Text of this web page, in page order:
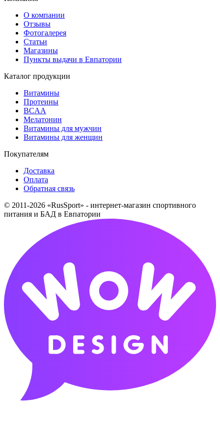
Которые включают в себя:
L-лейцин (BCAA)
L-изолейцин (BCAA)
Кальций
Натрий
Магний
Цинк
RMV * - эталонная пищевая ценность
Ингредиенты:
BCAA 2:1:1 (L-лейцин:L-изолейцин:L-валин),
эритрит, цитрат калия, бисглицинат кальция,
ароматизатор: натуральный, ароматизатор: кола,
бисглицинат магния, хлорид натрия,
подсластитель: сукралоза, бисглицинат цинка.
О компании
Отзывы
Фотогалерея
Статьи
Магазины
Пункты выдачи в Евпатории
Каталог продукции
Витамины
Протеины
BCAA
Мелатонин
Витамины для мужчин
Витамины для женщин
Покупателям
Доставка
Оплата
Обратная связь
© 2011-2026 «RusSport» - интернет-магазин спортивного
питания и БАД в Евпатории